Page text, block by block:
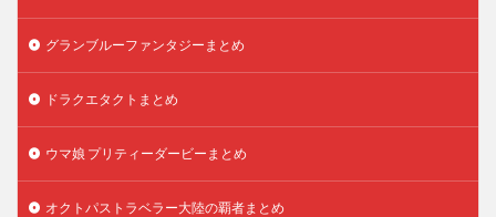
グランブルーファンタジーまとめ
ドラクエタクトまとめ
ウマ娘 プリティーダービーまとめ
オクトパストラベラー大陸の覇者まとめ